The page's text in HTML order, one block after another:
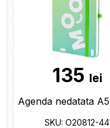
135 lei
SKU: O20812-44